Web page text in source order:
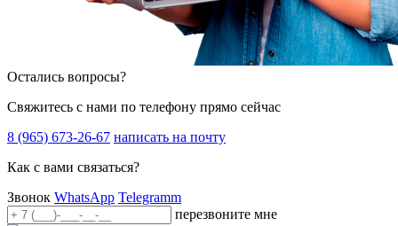
Остались вопросы?
Свяжитесь с нами по телефону прямо сейчас
8 (965) 673-26-67 написать на почту
Как с вами связаться?
Звонок WhatsApp Telegramm
перезвоните мне